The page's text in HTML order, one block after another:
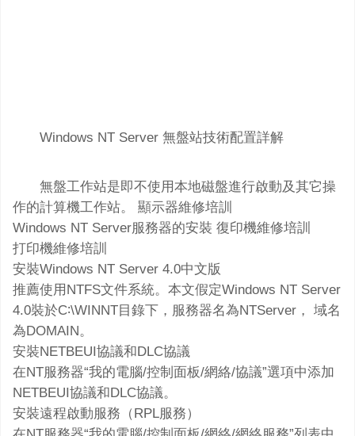
Windows NT Server 無盤站技術配置詳解
無盤工作站是即不使用本地磁盤進行啟動及其它操
作的計算機工作站。 顯示器維修培訓
Windows NT Server服務器的安裝 復印機維修培訓
打印機維修培訓
安裝Windows NT Server 4.0中文版
推薦使用NTFS文件系統。本文假定Windows NT Server
4.0裝於C∶\WINNT目錄下，服務器名為NTServer， 域名
為DOMAIN。
安裝NETBEUI協議和DLC協議
在NT服務器“我的電腦/控制面板/網絡/協議”選項中添加
NETBEUI協議和DLC協議。
安裝遠程啟動服務（RPL服務）